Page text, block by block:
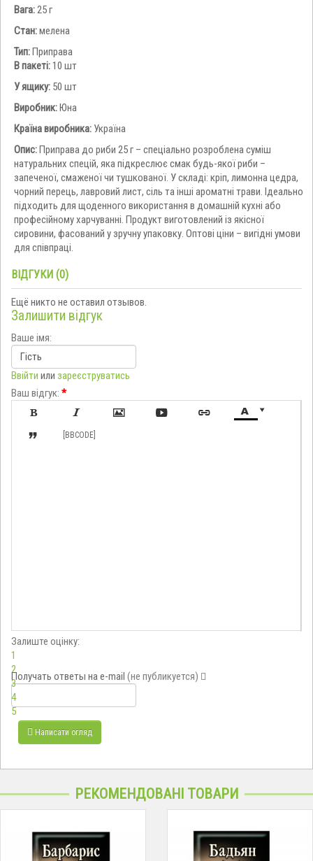
Вага: 25 г
Стан:мелена
Тип:Приправа
В пакеті:10 шт
У ящику: 50 шт
Виробник:Юна
Країна виробника: Україна
Опис:Приправа до риби 25 г – спеціально розроблена суміш
натуральних спецій, яка підкреслює смак будь-якої риби –
запеченої, смаженої чи тушкованої. У складі: кріп, лимонна цедра,
чорний перець, лавровий лист, сіль та інші ароматні трави. Ідеально
підходить для щоденного використання в домашній кухні або
професійному харчуванні. Продукт виготовлений із якісної
сировини, фасований у зручну упаковку. Оптові ціни – вигідні умови
для співпраці.
ВІДГУКИ (0)
Ещё никто не оставил отзывов.
Залишити відгук
Ваше імя:
Ввійти или зареєструватись
Ваш відгук: *

     
 [BBCODE]
Залиште оцінку:
1
2
3
4
5
Получать ответы на e-mail (не публикуется)
Написати огляд
РЕКОМЕНДОВАНІ ТОВАРИ